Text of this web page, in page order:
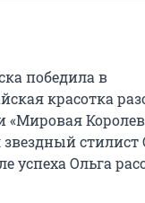
победила в
красотка
«Мировая
стилист
успеха Ольга